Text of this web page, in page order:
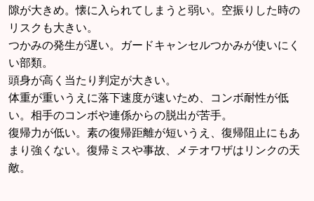
隙が大きめ。懐に入られてしまうと弱い。空振りした時の
リスクも大きい。
つかみの発生が遅い。ガードキャンセルつかみが使いにく
い部類。
頭身が高く当たり判定が大きい。
体重が重いうえに落下速度が速いため、コンボ耐性が低
い。相手のコンボや連係からの脱出が苦手。
復帰力が低い。素の復帰距離が短いうえ、復帰阻止にもあ
まり強くない。復帰ミスや事故、メテオワザはリンクの天
敵。